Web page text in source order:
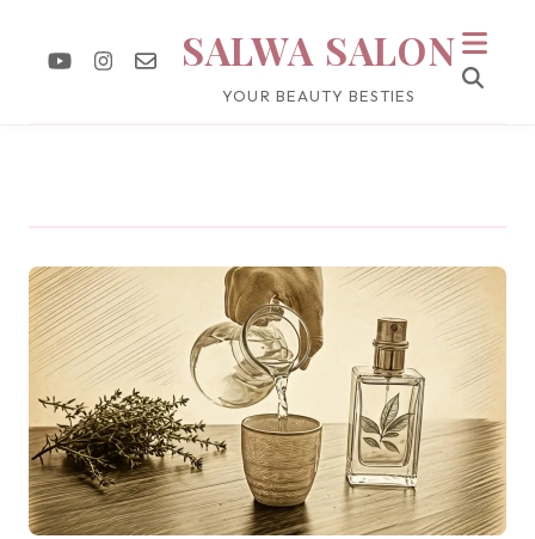
SALWA SALON
YOUR BEAUTY BESTIES